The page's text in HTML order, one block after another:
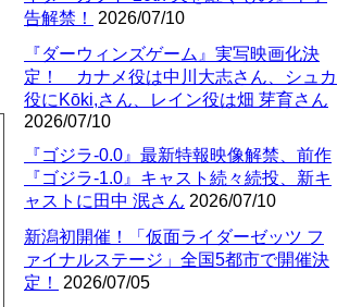
告解禁！
2026/07/10
『ダーウィンズゲーム』実写映画化決
定！ カナメ役は中川大志さん、シュカ
役にKōki,さん、レイン役は畑 芽育さん
2026/07/10
『ゴジラ-0.0』最新特報映像解禁、前作
『ゴジラ-1.0』キャスト続々続投、新キ
ャストに田中 泯さん 2026/07/10
新潟初開催！「仮面ライダーゼッツ フ
ァイナルステージ」全国5都市で開催決
定！
2026/07/05